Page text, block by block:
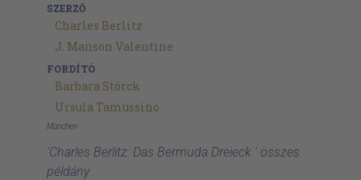
SZERZŐ
Charles Berlitz
J. Manson Valentine
FORDÍTÓ
Barbara Störck
Ursula Tamussino
München
'Charles Berlitz: Das Bermuda Dreieck ' összes
példány